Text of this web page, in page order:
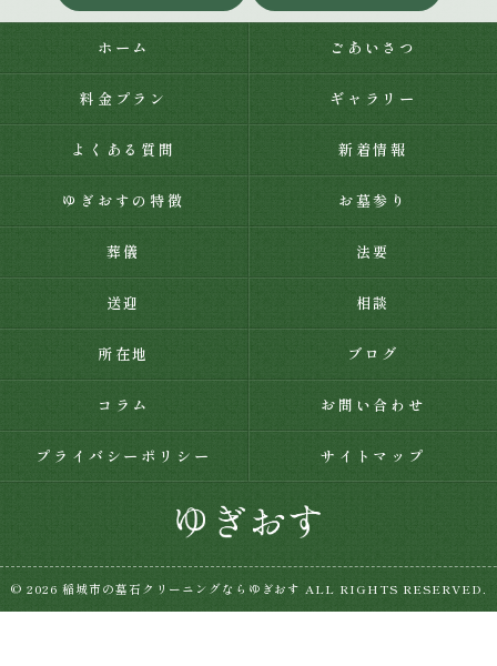
ホーム ごあいさつ
料金プラン ギャラリー
よくある質問 新着情報
ゆぎおすの特徴 お墓参り
葬儀 法要
送迎 相談
所在地 ブログ
コラム お問い合わせ
プライバシーポリシー サイトマップ
© 2026 稲城市の墓石クリーニングならゆぎおす ALL RIGHTS RESERVED.